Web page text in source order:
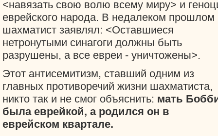
<навязать свою волю всему миру> и
еврейского народа. В недалеком прошлом
шахматист заявлял: <Оставшиеся
нетронутыми синагоги должны быть
разрушены, а все евреи - уничтожены>.
Этот антисемитизм, ставший одним из
главных противоречий жизни шахматиста,
никто так и не смог объяснить: мать
была еврейкой, а родился он в
еврейском квартале.